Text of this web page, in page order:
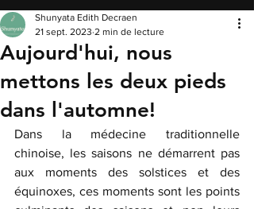
Aujourd'hui, nous
mettons les deux pieds
dans l'automne!
Shunyata Edith Decraen
21 sept. 2023 2 min de lecture
Dans la médecine traditionnelle
chinoise, les saisons ne démarrent pas
aux moments des solstices et des
équinoxes, ces moments sont les points